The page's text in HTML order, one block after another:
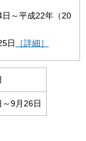
～平成22年（20
日
［詳細］
9月26日